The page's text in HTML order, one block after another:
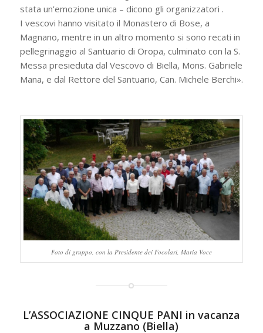
stata un’emozione unica – dicono gli organizzatori .
I vescovi hanno visitato il Monastero di Bose, a
Magnano, mentre in un altro momento si sono recati in
pellegrinaggio al Santuario di Oropa, culminato con la S.
Messa presieduta dal Vescovo di Biella, Mons. Gabriele
Mana, e dal Rettore del Santuario, Can. Michele Berchi».
Foto di gruppo, con la Presidente dei Focolari, Maria Voce
L’ASSOCIAZIONE CINQUE PANI in vacanza
a Muzzano (Biella)